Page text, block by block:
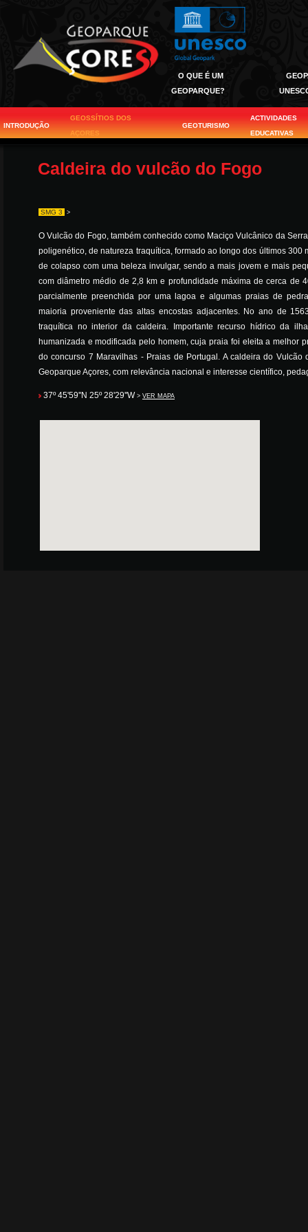
O QUE É UM
GEOPARQUE?
INTRODUÇÃO
GEOSSÍTIOS DOS
AÇORES
GEOTURISMO
ACTIVIDADES
EDUCATIVAS
Caldeira do vulcão do Fogo
SMG 3 >
O Vulcão do Fogo, também conhecido como Maciço Vulcânico da
poligenético, de natureza traquítica, formado ao longo dos últimos 300
de colapso com uma beleza invulgar, sendo a mais jovem e mais
com diâmetro médio de 2,8 km e profundidade máxima de cerca de
parcialmente preenchida por uma lagoa e algumas praias de
maioria proveniente das altas encostas adjacentes. No ano de
traquítica no interior da caldeira. Importante recurso hídrico da
humanizada e modificada pelo homem, cuja praia foi eleita a melhor
do concurso 7 Maravilhas - Praias de Portugal. A caldeira do
Geoparque Açores, com relevância nacional e interesse científico,
37º 45'59''N 25º 28'29''W > VER MAPA